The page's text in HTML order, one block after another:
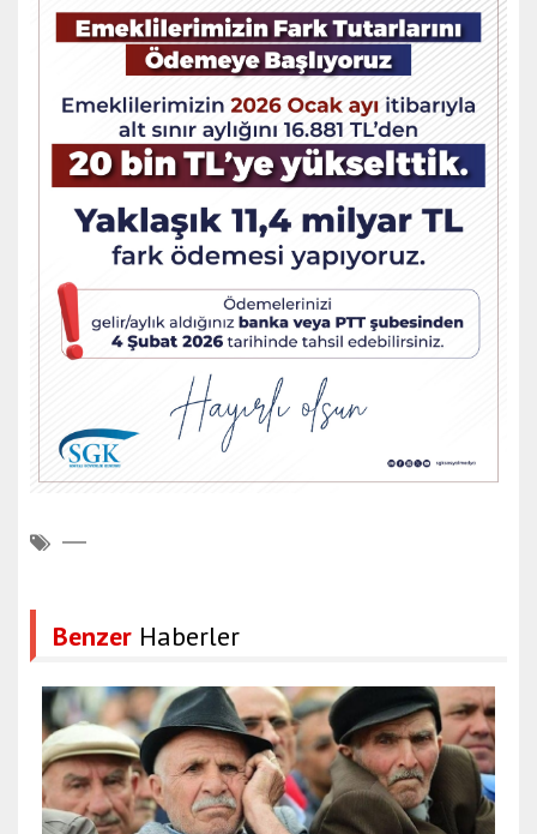
Benzer Haberler